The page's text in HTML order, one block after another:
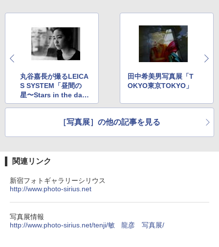
丸谷嘉長が撮るLEICA
S SYSTEM「昼間の
星〜Stars in the dayti
me〜」
田中希美男写真展「T
OKYO東京TOKYO」
［写真展］の他の記事を見る
関連リンク
新宿フォトギャラリーシリウス
http://www.photo-sirius.net
写真展情報
http://www.photo-sirius.net/tenji/敏 龍彦 写真展/